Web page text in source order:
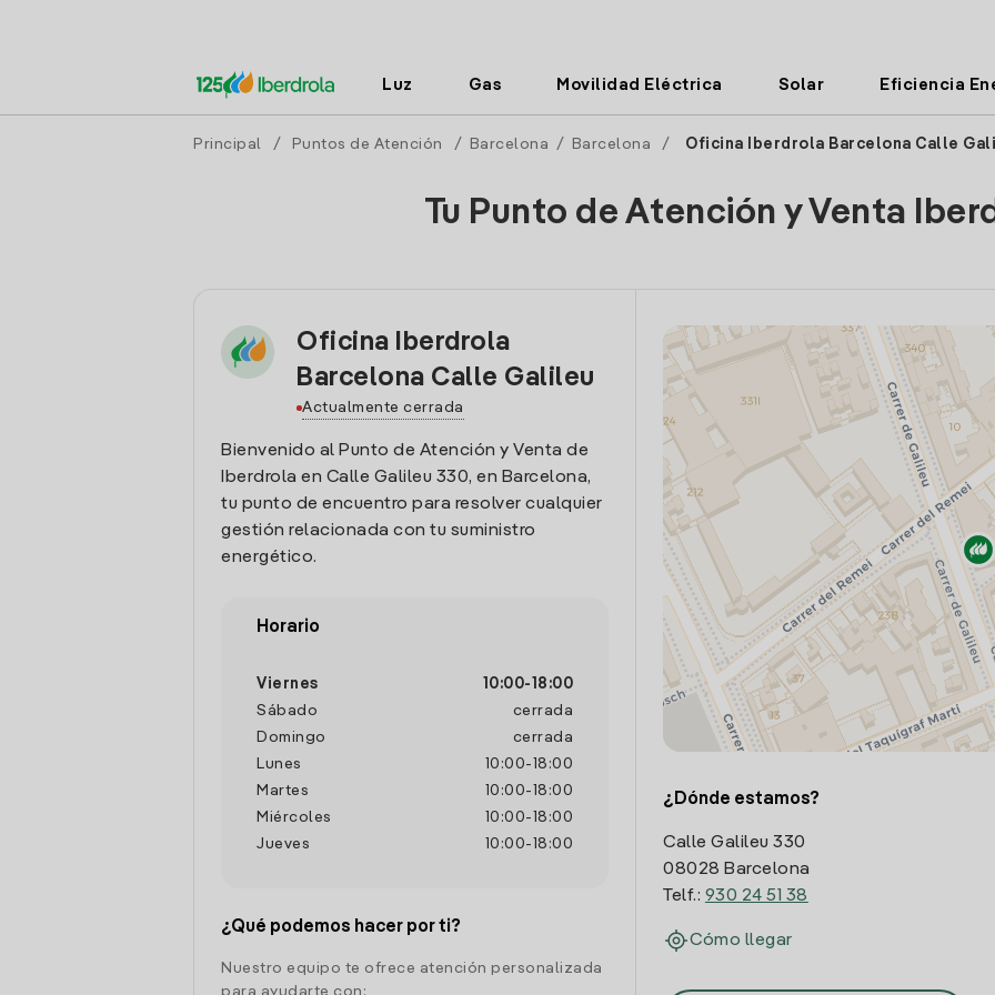
Luz Gas Movilidad Eléctrica Solar Eficiencia
Principal / Puntos de Atención / Barcelona / Barcelona / Oficina Iberdrola Barcelona Calle
Tu Punto de Atención y Venta
Oficina Iberdrola
Barcelona Calle Galileu
Actualmente cerrada
Bienvenido al Punto de Atención y Venta de
Iberdrola en Calle Galileu 330, en Barcelona,
tu punto de encuentro para resolver cualquier
gestión relacionada con tu suministro
energético.
Horario
Viernes 10:00- 18:00
Sábado
cerrada
Domingo
cerrada
Lunes
10:00- 18:00
Martes
10:00- 18:00
Miércoles
10:00- 18:00
Jueves
10:00- 18:00
¿Qué podemos hacer por ti?
Nuestro equipo te ofrece atención personalizada
para ayudarte con:
¿Dónde estamos?
Calle Galileu 330
08028 Barcelona
Telf.: 930 24 51 38
Cómo llegar